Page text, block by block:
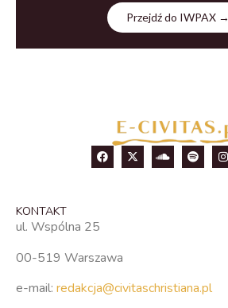
Przejdź do IWPAX →
KONTAKT
ul. Wspólna 25
00-519 Warszawa
e-mail: redakcja@civitaschristiana.pl